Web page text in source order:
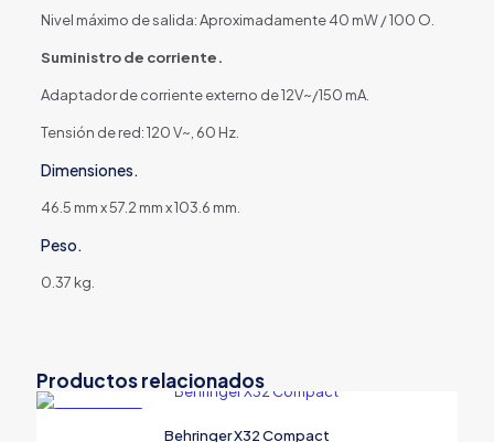
Nivel máximo de salida: Aproximadamente 40 mW / 100 O.
Suministro de corriente.
Adaptador de corriente externo de 12V~/150 mA.
Tensión de red: 120 V~, 60 Hz.
Dimensiones.
46.5 mm x 57.2 mm x 103.6 mm.
Peso.
0.37 kg.
Productos relacionados
Behringer X32 Compact